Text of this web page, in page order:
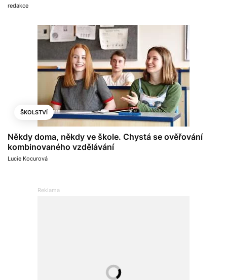
redakce
ŠKOLSTVÍ
Někdy doma, někdy ve škole. Chystá se ověřování
kombinovaného vzdělávání
Lucie Kocurová